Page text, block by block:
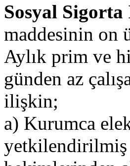
Sosyal
maddesinin on
Aylık prim ve
günden az
ilişkin;
a) Kurumca
yetkilendirilmiş